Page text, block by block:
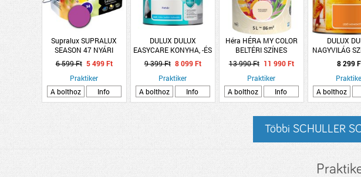
Supralux SUPRALUX
SEASON 47 NYÁRI
MÁLNA 2,5L
6 599 Ft 5 499 Ft
Praktiker
A bolthoz
Info
DULUX DULUX
EASYCARE KONYHA, -ÉS
FÜRDŐSZOBA FESTÉK,
2,5L FEHÉR
9 399 Ft 8 099 Ft
Praktiker
A bolthoz
Info
Héra HÉRA MY COLOR
BELTÉRI SZÍNES
FALFESTÉK 5L
PERGAMEN
13 990 Ft 11 990 Ft
Praktiker
A bolthoz
Info
DULUX
NAGYVILÁG
IZZÓ8 299
A bolthoz
Többi SCHULLER